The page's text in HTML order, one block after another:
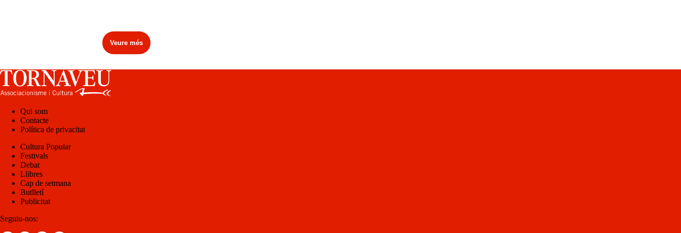
Veure més
Qui som
Contacte
Política de privacitat
Cultura Popular
Festivals
Debat
Llibres
Cap de setmana
Butlletí
Publicitat
Seguiu-nos: